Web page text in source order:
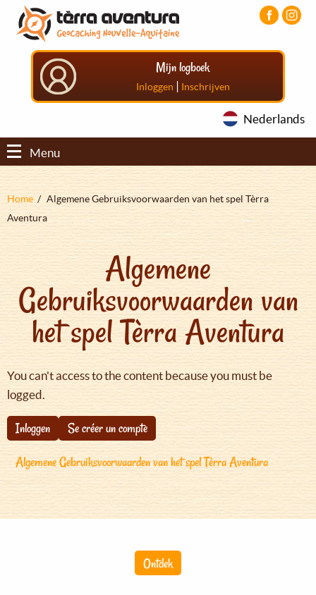
Overslaan
naar
Aller
menu
principal
Aller
pied
Mijn logboek
Inloggen | Inschrijven
Nederlands
Menu
Kruimelpad
Home
Algemene Gebruiksvoorwaarden van het spel Tèrra
Aventura
Algemene
Gebruiksvoorwaarden van
het spel Tèrra Aventura
You can't access to the content because you must be
logged.
Inloggen
Se créer un compte
Algemene Gebruiksvoorwaarden van het spel Tèrra Aventura
Ontdek